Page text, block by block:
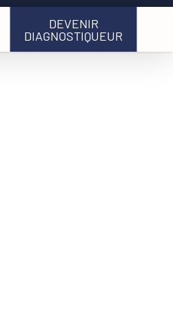
DEVENIR
DIAGNOSTIQUEUR